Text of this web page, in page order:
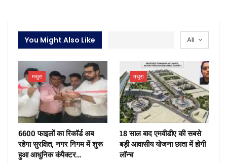
All
You Might Also Like
मथुरा
6600 फाइलों का रिकॉर्ड अब
रहेगा सुरक्षित, नगर निगम में शुरू
हुआ आधुनिक कंपैक्टर…
मथुरा
18 साल बाद एमवीडीए की सबसे
बड़ी आवासीय योजना छाता में होगी
लॉन्च